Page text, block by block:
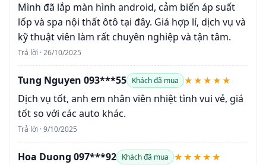
Mình đã lắp màn hình android, cảm biến áp suất
lốp và spa nội thất ôtô tại đây. Giá hợp lí, dịch vụ và
kỹ thuật viên làm rất chuyên nghiệp và tận tâm.
Trả lời · 26/10/2025
Tung Nguyen 093***55 Khách đã mua ★★★★★
Dịch vụ tốt, anh em nhân viên nhiệt tình vui vẻ, giá
tốt so với các auto khác.
Trả lời · 9/10/2025
Hoa Duong 097***92 Khách đã mua ★★★★★